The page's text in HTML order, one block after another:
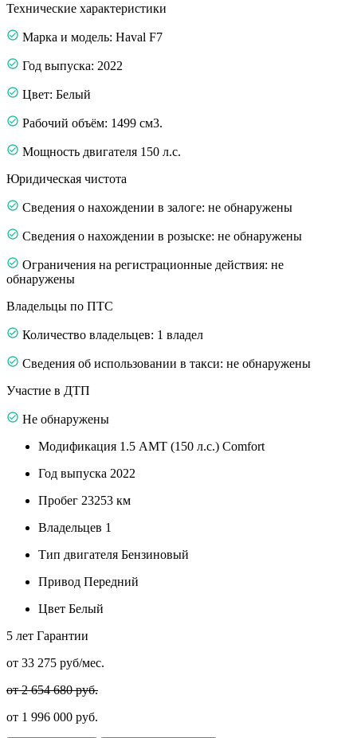
Технические характеристики
Марка и модель: Haval F7
Год выпуска: 2022
Цвет: Белый
Рабочий объём: 1499 см3.
Мощность двигателя 150 л.с.
Юридическая чистота
Сведения о нахождении в залоге: не обнаружены
Сведения о нахождении в розыске: не обнаружены
Ограничения на регистрационные действия: не
обнаружены
Владельцы по ПТС
Количество владельцев: 1 владел
Сведения об использовании в такси: не обнаружены
Участие в ДТП
Не обнаружены
Модификация 1.5 AMT (150 л.с.) Comfort
Год выпуска 2022
Пробег 23253 км
Владельцев 1
Тип двигателя Бензиновый
Привод Передний
Цвет Белый
5 лет Гарантии
от 33 275 руб/мес.
от 2 654 680 руб.
от 1 996 000 руб.